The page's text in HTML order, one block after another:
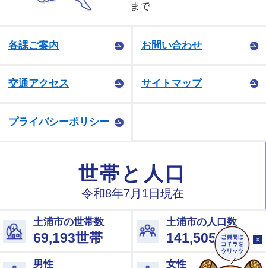
まで
各課ご案内 お問い合わせ
交通アクセス サイトマップ
プライバシーポリシー